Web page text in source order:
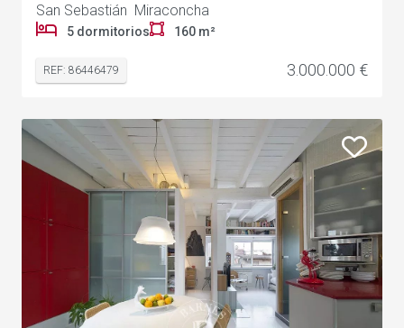
San Sebastián Miraconcha
5 dormitorios 160 m²
REF: 86446479 3.000.000 €